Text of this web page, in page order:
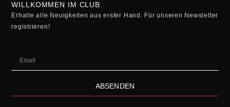
WILLKOMMEN IM CLUB
Erhalte alle Neuigkeiten aus erster Hand. Für unseren Newsletter
registrieren!
ABSENDEN